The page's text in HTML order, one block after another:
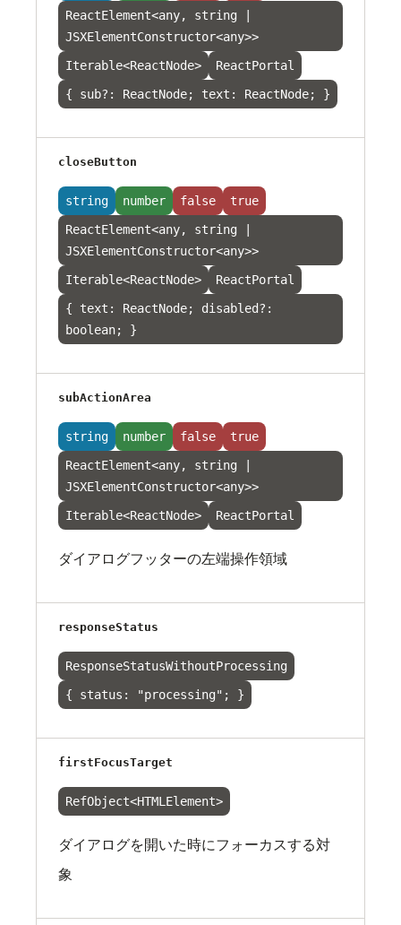
ReactElement<any, string |
JSXElementConstructor<any>>
Iterable<ReactNode>
ReactPortal
{ sub?: ReactNode; text: ReactNode; }
closeButton
string number false
true
ReactElement<any, string |
JSXElementConstructor<any>>
Iterable<ReactNode>
ReactPortal
{ text: ReactNode; disabled?:
boolean; }
subActionArea
string number false
true
ReactElement<any, string |
JSXElementConstructor<any>>
Iterable<ReactNode>
ReactPortal
ダイアログフッターの左端操作領域
responseStatus
ResponseStatusWithoutProcessing
{ status: "processing"; }
firstFocusTarget
RefObject<HTMLElement>
ダイアログを開いた時にフォーカスする対
象